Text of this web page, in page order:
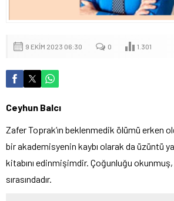
9 EKIM 2023 06:30 0 1.301
Ceyhun Balcı
Zafer Toprak’ın beklenmedik ölümü erken
bir akademisyenin kaybı olarak da üzüntü
kitabını edinmişimdir. Çoğunluğu
sırasındadır.